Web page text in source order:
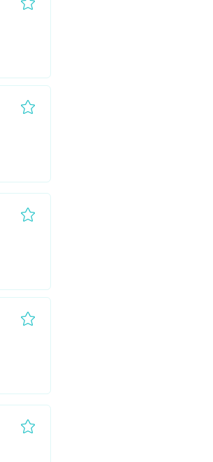
Remove from favorites
Remove from favorites
Remove from favorites
Remove from favorites
Remove from favorites